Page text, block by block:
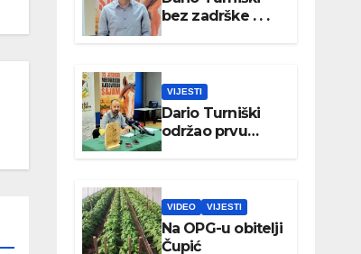
bez zadrške . . .
VIJESTI
Dario Turniški
održao prvu
konferenciju za
VIDEO VIJESTI
Na OPG-u obitelji
Čupić